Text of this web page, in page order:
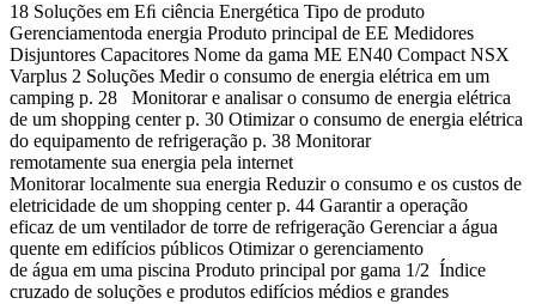
18 Soluções em Eﬁ ciência Energética Tipo de produto
Gerenciamentoda energia Produto principal de EE Medidores
Disjuntores Capacitores Nome da gama ME EN40 Compact NSX
Varplus 2 Soluções Medir o consumo de energia elétrica em um
camping p. 28 Monitorar e analisar o consumo de energia elétrica
de um shopping center p. 30 Otimizar o consumo de energia elétrica
do equipamento de refrigeração p. 38 Monitorar
remotamente sua energia pela internet
Monitorar localmente sua energia Reduzir o consumo e os custos de
eletricidade de um shopping center p. 44 Garantir a operação
eficaz de um ventilador de torre de refrigeração Gerenciar a água
quente em edifícios públicos Otimizar o gerenciamento
de água em uma piscina Produto principal por gama 1/2 Índice
cruzado de soluções e produtos edifícios médios e grandes